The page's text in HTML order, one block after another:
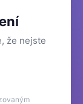
že nejste